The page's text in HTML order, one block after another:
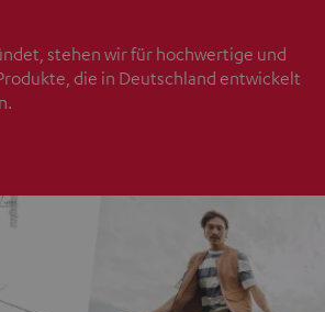
stehen wir für hochwertige und
die in Deutschland entwickelt